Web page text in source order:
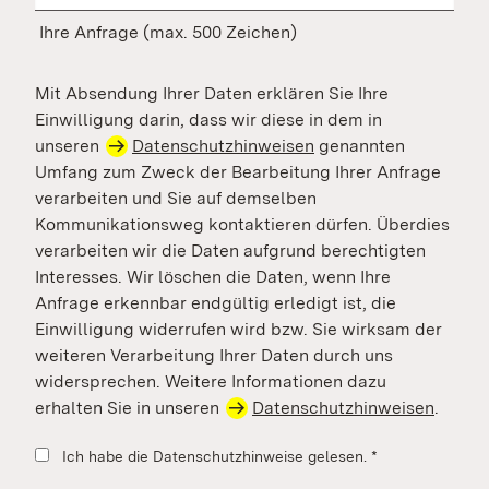
Ihre Anfrage (max. 500 Zeichen)
Mit Absendung Ihrer Daten erklären Sie Ihre
Einwilligung darin, dass wir diese in dem in
unseren
Datenschutzhinweisen genannten
Umfang zum Zweck der Bearbeitung Ihrer Anfrage
verarbeiten und Sie auf demselben
Kommunikationsweg kontaktieren dürfen. Überdies
verarbeiten wir die Daten aufgrund berechtigten
Interesses. Wir löschen die Daten, wenn Ihre
Anfrage erkennbar endgültig erledigt ist, die
Einwilligung widerrufen wird bzw. Sie wirksam der
weiteren Verarbeitung Ihrer Daten durch uns
widersprechen. Weitere Informationen dazu
erhalten Sie in unseren
Datenschutzhinweisen.
Ich habe die Datenschutzhinweise gelesen. *